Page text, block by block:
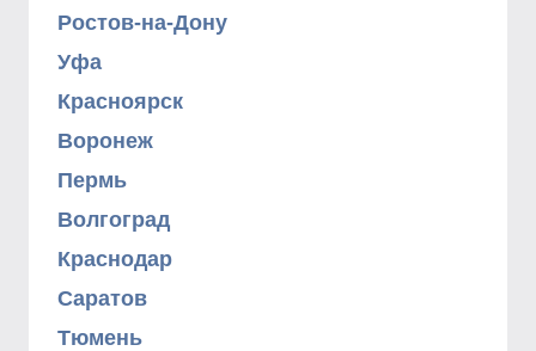
Ростов-на-Дону
Уфа
Красноярск
Воронеж
Пермь
Волгоград
Краснодар
Саратов
Тюмень